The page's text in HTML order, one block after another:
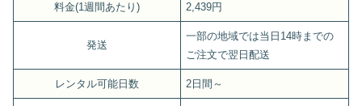
料金(1週間あたり) 2,439円
発送
一部の地域では当日14時までの
ご注文で翌日配送
レンタル可能日数 2日間～